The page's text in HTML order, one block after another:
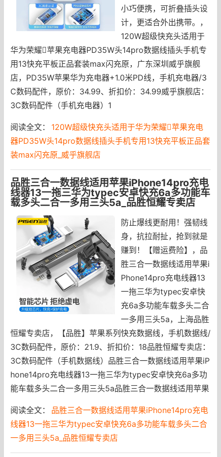
小巧便携，可折叠插头设
计，更适合外出携带。，
120W超级快充头适用于
华为荣耀苹果充电器PD35W头14pro数据线插头手机专
用13快充平板正品套装max闪充原，广东深圳威乎旗舰
店，PD35W苹果华为充电器+1.0米PD线，手机充电器/3
C数码配件，原价：34.99、折扣价：34.99威乎旗舰店：
3C数码配件（手机充电器）1
阅读全文：
120W超级快充头适用于华为荣耀苹果充电
器PD35W头14pro数据线插头手机专用13快充平板正品套
装max闪充原_威乎旗舰店
品胜三合一数据线适用苹果iPhone14pro充电
线器13一拖三华为typec安卓快充6a多功能车
载多头二合一多用三头5a_品胜恒耀专卖店
防止爆线更耐用！强韧线
身，抗拉耐扯，抢到就是
赚到！【赠运费险】，品
胜三合一数据线适用苹果i
Phone14pro充电线器13
一拖三华为typec安卓快
充6a多功能车载多头二合
一多用三头5a，上海品胜
恒耀专卖店，【品胜】苹果系列快充数据线，手机数据线/
3C数码配件，原价：21.9、折扣价：18品胜恒耀专卖店：
3C数码配件（手机数据线）品胜三合一数据线适用苹果iP
hone14pro充电线器13一拖三华为typec安卓快充6a多功
能车载多头二合一多用三头5a品胜三合一数据线适用苹果
阅读全文：
品胜三合一数据线适用苹果iPhone14pro充电
线器13一拖三华为typec安卓快充6a多功能车载多头二合
一多用三头5a_品胜恒耀专卖店